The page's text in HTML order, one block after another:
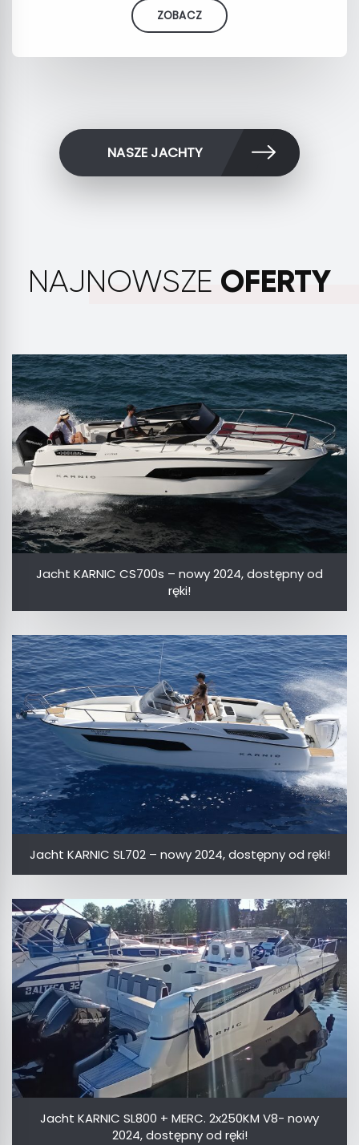
ZOBACZ
NASZE JACHTY
NAJNOWSZE OFERTY
Jacht KARNIC CS700s – nowy 2024, dostępny od
ręki!
Jacht KARNIC SL702 – nowy 2024, dostępny od ręki!
Jacht KARNIC SL800 + MERC. 2x250KM V8- nowy
2024, dostępny od ręki!